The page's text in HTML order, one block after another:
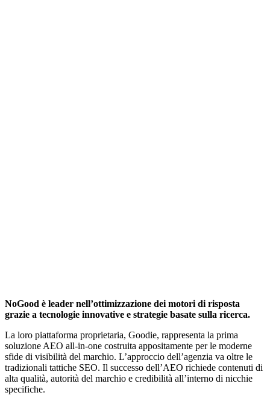
NoGood è leader nell’ottimizzazione dei motori di risposta
grazie a tecnologie innovative e strategie basate sulla ricerca.
La loro piattaforma proprietaria, Goodie, rappresenta la prima
soluzione AEO all-in-one costruita appositamente per le moderne
sfide di visibilità del marchio. L’approccio dell’agenzia va oltre le
tradizionali tattiche SEO. Il successo dell’AEO richiede contenuti di
alta qualità, autorità del marchio e credibilità all’interno di nicchie
specifiche.